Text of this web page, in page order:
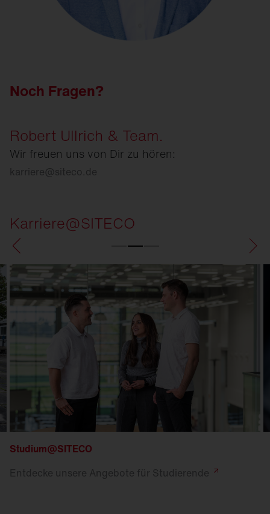
Noch Fragen?
Robert Ullrich & Team.
Wir freuen uns von Dir zu hören:
karriere@siteco.de
Karriere@SITECO
Studium@SITECO
Entdecke unsere Angebote für Studierende